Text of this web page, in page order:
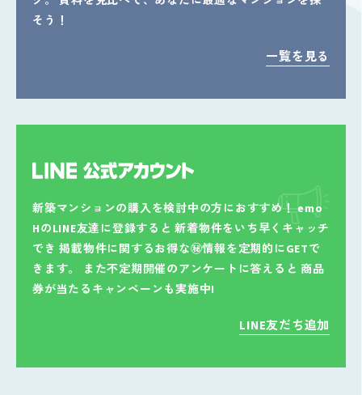
そう！
一覧を見る
新築マンションの購入を検討中の方におすすめ！emo
HのLINE友達に登録すると 新着物件をいち早くキャッチ
でき 掲載物件に関するお得な㊙情報を定期的にGETで
きます。
また不定期開催のアンケートに答えると 商品
券が当たるキャンペーンも実施中!
LINE友だち追加